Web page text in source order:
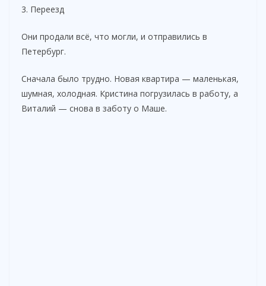
3. Переезд
Они продали всё, что могли, и отправились в
Петербург.
Сначала было трудно. Новая квартира — маленькая,
шумная, холодная. Кристина погрузилась в работу, а
Виталий — снова в заботу о Маше.